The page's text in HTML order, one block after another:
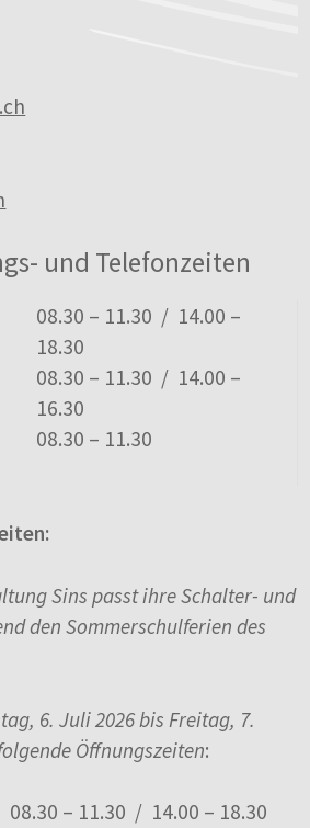
und Telefonzeiten
08.30 – 11.30 / 14.00 –
18.30
08.30 – 11.30 / 14.00 –
16.30
08.30 – 11.30
Sins passt ihre Schalter- und
den Sommerschulferien des
6. Juli 2026 bis Freitag, 7.
Öffnungszeiten:
08.30 – 11.30 / 14.00 – 18.30